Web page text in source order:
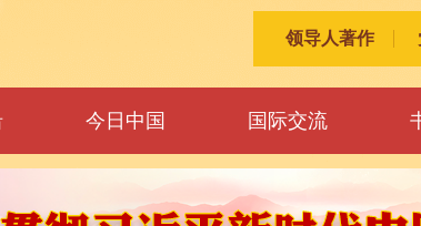
领导人著作
今日中国 国际交流